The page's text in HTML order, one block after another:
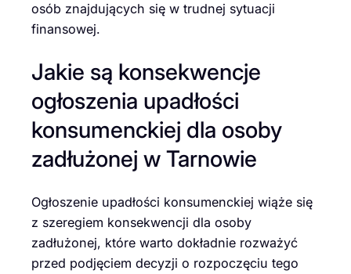
osób znajdujących się w trudnej sytuacji
finansowej.
Jakie są konsekwencje
ogłoszenia upadłości
konsumenckiej dla osoby
zadłużonej w Tarnowie
Ogłoszenie upadłości konsumenckiej wiąże się
z szeregiem konsekwencji dla osoby
zadłużonej, które warto dokładnie rozważyć
przed podjęciem decyzji o rozpoczęciu tego